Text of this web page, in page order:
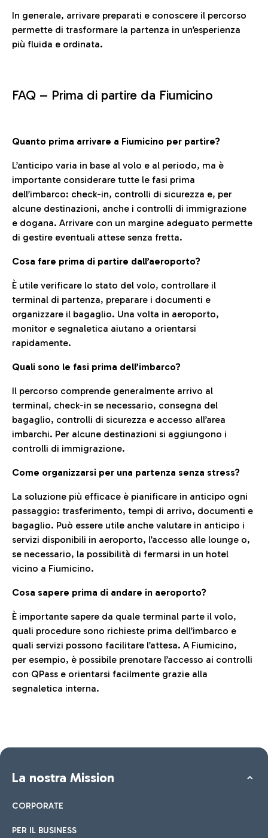
In generale, arrivare preparati e conoscere il percorso
permette di trasformare la partenza in un’esperienza
più fluida e ordinata.
FAQ – Prima di partire da Fiumicino
Quanto prima arrivare a Fiumicino per partire?
L’anticipo varia in base al volo e al periodo, ma è
importante considerare tutte le fasi prima
dell’imbarco: check-in, controlli di sicurezza e, per
alcune destinazioni, anche i controlli di immigrazione
e dogana. Arrivare con un margine adeguato permette
di gestire eventuali attese senza fretta.
Cosa fare prima di partire dall’aeroporto?
È utile verificare lo stato del volo, controllare il
terminal di partenza, preparare i documenti e
organizzare il bagaglio. Una volta in aeroporto,
monitor e segnaletica aiutano a orientarsi
rapidamente.
Quali sono le fasi prima dell’imbarco?
Il percorso comprende generalmente arrivo al
terminal, check-in se necessario, consegna del
bagaglio, controlli di sicurezza e accesso all’area
imbarchi. Per alcune destinazioni si aggiungono i
controlli di immigrazione.
Come organizzarsi per una partenza senza stress?
La soluzione più efficace è pianificare in anticipo ogni
passaggio: trasferimento, tempi di arrivo, documenti e
bagaglio. Può essere utile anche valutare in anticipo i
servizi disponibili in aeroporto, l’accesso alle lounge o,
se necessario, la possibilità di fermarsi in un hotel
vicino a Fiumicino.
Cosa sapere prima di andare in aeroporto?
È importante sapere da quale terminal parte il volo,
quali procedure sono richieste prima dell’imbarco e
quali servizi possono facilitare l’attesa. A Fiumicino,
per esempio, è possibile prenotare l’accesso ai controlli
con QPass e orientarsi facilmente grazie alla
segnaletica interna.
La nostra Mission
CORPORATE
PER IL BUSINESS